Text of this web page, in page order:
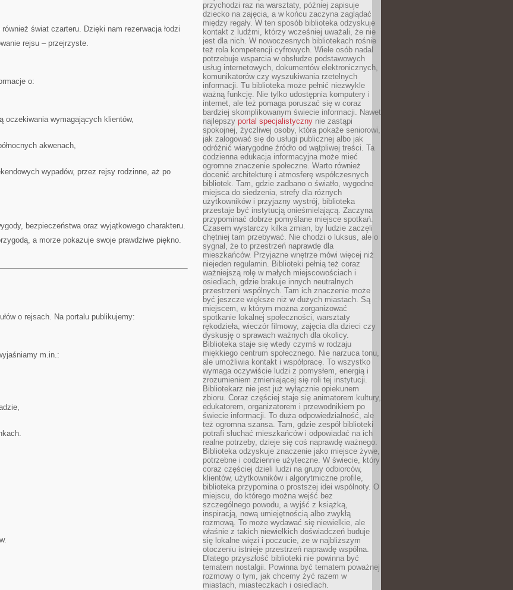
świat czarteru. Dzięki nam rezerwacja łodzi
rejsu – przejrzyste.
o:
oczekiwania wymagających klientów,
akwenach,
wypadów, przez rejsy rodzinne, aż po
bezpieczeństwa oraz wyjątkowego charakteru.
a morze pokazuje swoje prawdziwe piękno.
o rejsach. Na portalu publikujemy:
m.in.:
przychodzi raz na warsztaty, później zapisuje
dziecko na zajęcia, a w końcu zaczyna zaglądać
między regały. W ten sposób biblioteka odzyskuje
kontakt z ludźmi, którzy wcześniej uważali, że nie
jest dla nich. W nowoczesnych bibliotekach rośnie
też rola kompetencji cyfrowych. Wiele osób nadal
potrzebuje wsparcia w obsłudze podstawowych
usług internetowych, dokumentów elektronicznych,
komunikatorów czy wyszukiwania rzetelnych
informacji. Tu biblioteka może pełnić niezwykle
ważną funkcję. Nie tylko udostępnia komputery i
internet, ale też pomaga poruszać się w coraz
bardziej skomplikowanym świecie informacji. Nawet
najlepszy portal specjalistyczny nie zastąpi
spokojnej, życzliwej osoby, która pokaże seniorowi,
jak zalogować się do usługi publicznej albo jak
odróżnić wiarygodne źródło od wątpliwej treści. Ta
codzienna edukacja informacyjna może mieć
ogromne znaczenie społeczne. Warto również
docenić architekturę i atmosferę współczesnych
bibliotek. Tam, gdzie zadbano o światło, wygodne
miejsca do siedzenia, strefy dla różnych
użytkowników i przyjazny wystrój, biblioteka
przestaje być instytucją onieśmielającą. Zaczyna
przypominać dobrze pomyślane miejsce spotkań.
Czasem wystarczy kilka zmian, by ludzie zaczęli
chętniej tam przebywać. Nie chodzi o luksus, ale o
sygnał, że to przestrzeń naprawdę dla
mieszkańców. Przyjazne wnętrze mówi więcej niż
niejeden regulamin. Biblioteki pełnią też coraz
ważniejszą rolę w małych miejscowościach i
osiedlach, gdzie brakuje innych neutralnych
przestrzeni wspólnych. Tam ich znaczenie może
być jeszcze większe niż w dużych miastach. Są
miejscem, w którym można zorganizować
spotkanie lokalnej społeczności, warsztaty
rękodzieła, wieczór filmowy, zajęcia dla dzieci czy
dyskusję o sprawach ważnych dla okolicy.
Biblioteka staje się wtedy czymś w rodzaju
miękkiego centrum społecznego. Nie narzuca tonu,
ale umożliwia kontakt i współpracę. To wszystko
wymaga oczywiście ludzi z pomysłem, energią i
zrozumieniem zmieniającej się roli tej instytucji.
Bibliotekarz nie jest już wyłącznie opiekunem
zbioru. Coraz częściej staje się animatorem kultury,
edukatorem, organizatorem i przewodnikiem po
świecie informacji. To duża odpowiedzialność, ale
też ogromna szansa. Tam, gdzie zespół biblioteki
potrafi słuchać mieszkańców i odpowiadać na ich
realne potrzeby, dzieje się coś naprawdę ważnego.
Biblioteka odzyskuje znaczenie jako miejsce żywe,
potrzebne i codziennie użyteczne. W świecie, który
coraz częściej dzieli ludzi na grupy odbiorców,
klientów, użytkowników i algorytmiczne profile,
biblioteka przypomina o prostszej idei wspólnoty. O
miejscu, do którego można wejść bez
szczególnego powodu, a wyjść z książką,
inspiracją, nową umiejętnością albo zwykłą
rozmową. To może wydawać się niewielkie, ale
właśnie z takich niewielkich doświadczeń buduje
się lokalne więzi i poczucie, że w najbliższym
otoczeniu istnieje przestrzeń naprawdę wspólna.
Dlatego przyszłość biblioteki nie powinna być
tematem nostalgii. Powinna być tematem poważnej
rozmowy o tym, jak chcemy żyć razem w
miastach, miasteczkach i osiedlach.